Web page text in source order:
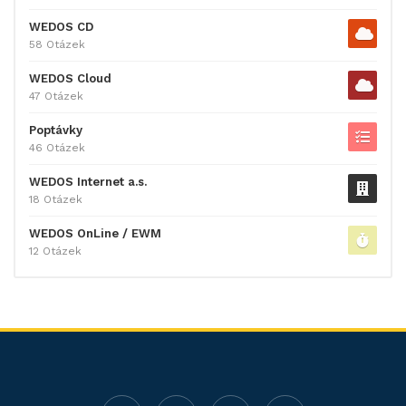
WEDOS CD
58 Otázek
WEDOS Cloud
47 Otázek
Poptávky
46 Otázek
WEDOS Internet a.s.
18 Otázek
WEDOS OnLine / EWM
12 Otázek